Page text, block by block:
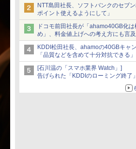
NTT島田社長、ソフトバンクのセブ
ポイント使えるようにして」
ドコモ前田社長が「ahamo40GB化は
め」、料金値上げへの考え方にも言及
KDDI松田社長、ahamoの40GBキャ
「品質などを含めて十分対抗できる」
[石川温の「スマホ業界 Watch」]
告げられた「KDDIのローミング終了
マップの落とし穴と楽天モバイルの課